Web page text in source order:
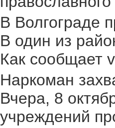
В Волгограде
В один из
Как сообщает
Наркоман
Вчера, 8
учреждений